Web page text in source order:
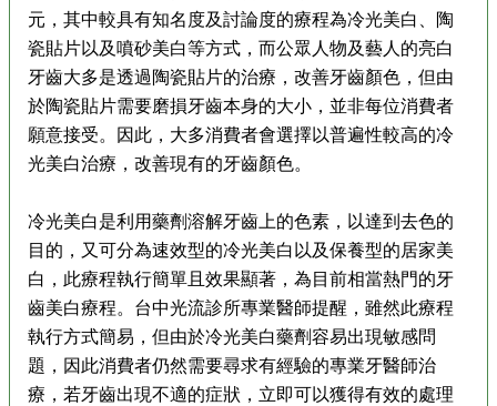
元，其中較具有知名度及討論度的療程為冷光美白、陶
瓷貼片以及噴砂美白等方式，而公眾人物及藝人的亮白
牙齒大多是透過陶瓷貼片的治療，改善牙齒顏色，但由
於陶瓷貼片需要磨損牙齒本身的大小，並非每位消費者
願意接受。因此，大多消費者會選擇以普遍性較高的冷
光美白治療，改善現有的牙齒顏色。
冷光美白是利用藥劑溶解牙齒上的色素，以達到去色的
目的，又可分為速效型的冷光美白以及保養型的居家美
白，此療程執行簡單且效果顯著，為目前相當熱門的牙
齒美白療程。台中光流診所專業醫師提醒，雖然此療程
執行方式簡易，但由於冷光美白藥劑容易出現敏感問
題，因此消費者仍然需要尋求有經驗的專業牙醫師治
療，若牙齒出現不適的症狀，立即可以獲得有效的處理